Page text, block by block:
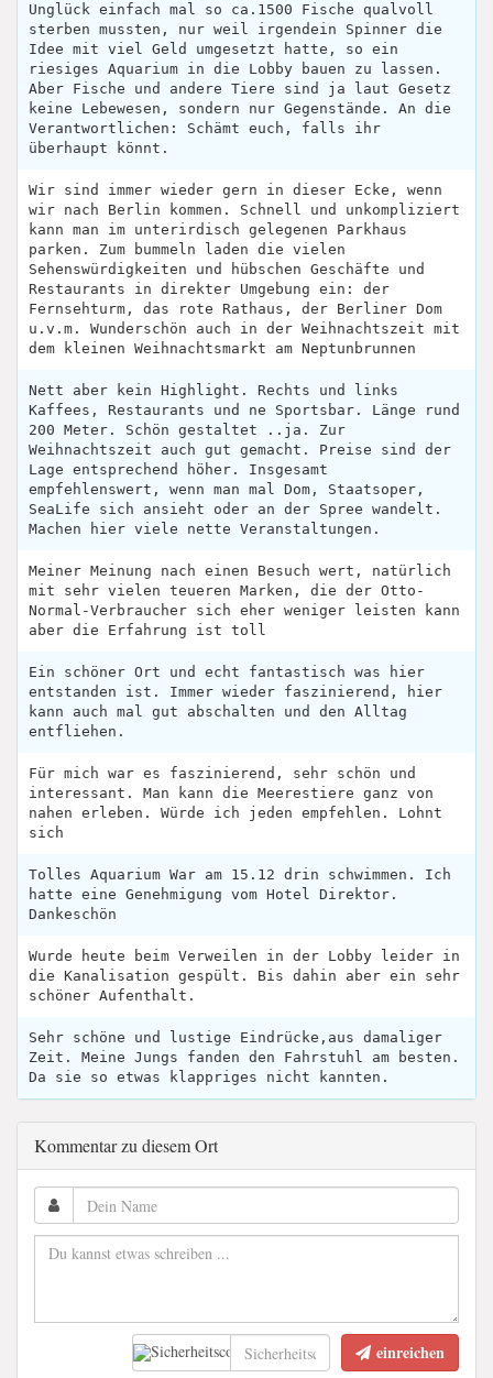
Unglück einfach mal so ca.1500 Fische qualvoll
sterben mussten, nur weil irgendein Spinner die
Idee mit viel Geld umgesetzt hatte, so ein
riesiges Aquarium in die Lobby bauen zu lassen.
Aber Fische und andere Tiere sind ja laut Gesetz
keine Lebewesen, sondern nur Gegenstände. An die
Verantwortlichen: Schämt euch, falls ihr
überhaupt könnt.
Wir sind immer wieder gern in dieser Ecke, wenn
wir nach Berlin kommen. Schnell und unkompliziert
kann man im unterirdisch gelegenen Parkhaus
parken. Zum bummeln laden die vielen
Sehenswürdigkeiten und hübschen Geschäfte und
Restaurants in direkter Umgebung ein: der
Fernsehturm, das rote Rathaus, der Berliner Dom
u.v.m. Wunderschön auch in der Weihnachtszeit mit
dem kleinen Weihnachtsmarkt am Neptunbrunnen
Nett aber kein Highlight. Rechts und links
Kaffees, Restaurants und ne Sportsbar. Länge rund
200 Meter. Schön gestaltet ..ja. Zur
Weihnachtszeit auch gut gemacht. Preise sind der
Lage entsprechend höher. Insgesamt
empfehlenswert, wenn man mal Dom, Staatsoper,
SeaLife sich ansieht oder an der Spree wandelt.
Machen hier viele nette Veranstaltungen.
Meiner Meinung nach einen Besuch wert, natürlich
mit sehr vielen teueren Marken, die der Otto-
Normal-Verbraucher sich eher weniger leisten kann
aber die Erfahrung ist toll
Ein schöner Ort und echt fantastisch was hier
entstanden ist. Immer wieder faszinierend, hier
kann auch mal gut abschalten und den Alltag
entfliehen.
Für mich war es faszinierend, sehr schön und
interessant. Man kann die Meerestiere ganz von
nahen erleben. Würde ich jeden empfehlen. Lohnt
sich
Tolles Aquarium War am 15.12 drin schwimmen. Ich
hatte eine Genehmigung vom Hotel Direktor.
Dankeschön
Wurde heute beim Verweilen in der Lobby leider in
die Kanalisation gespült. Bis dahin aber ein sehr
schöner Aufenthalt.
Sehr schöne und lustige Eindrücke,aus damaliger
Zeit. Meine Jungs fanden den Fahrstuhl am besten.
Da sie so etwas klappriges nicht kannten.
Kommentar zu diesem Ort
einreichen